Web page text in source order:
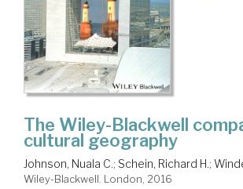
The Wiley-Blackwell
cultural geography
Johnson, Nuala C.; Schein, Richard H.;
Wiley-Blackwell. London, 2016